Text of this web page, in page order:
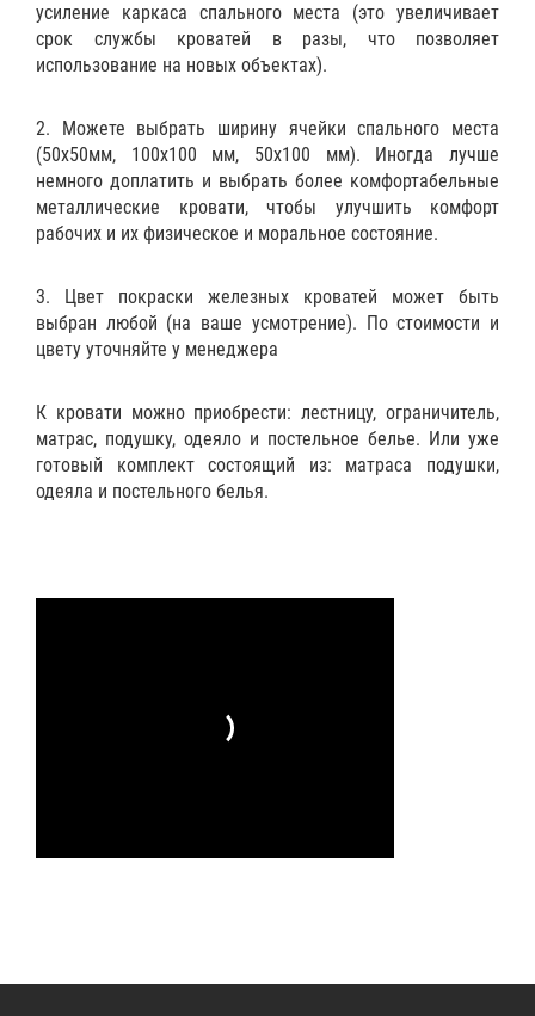
усиление каркаса спального места (это увеличивает
срок службы кроватей в разы, что позволяет
использование на новых объектах).
2. Можете выбрать ширину ячейки спального места
(50х50мм, 100х100 мм, 50х100 мм). Иногда лучше
немного доплатить и выбрать более комфортабельные
металлические кровати, чтобы улучшить комфорт
рабочих и их физическое и моральное состояние.
3. Цвет покраски железных кроватей может быть
выбран любой (на ваше усмотрение). По стоимости и
цвету уточняйте у менеджера
К кровати можно приобрести:лестницу,ограничитель,
матрас, подушку, одеяло и постельное белье. Или уже
готовый комплектсостоящий из: матраса подушки,
одеяла и постельного белья.